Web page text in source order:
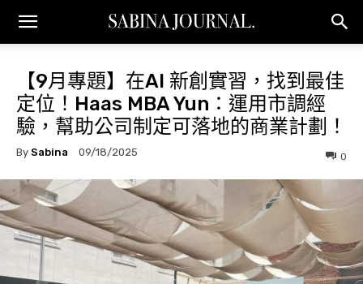
【9月專題】在AI 新創實習，找到最佳
定位！Haas MBA Yun：運用市調經
驗，幫助公司制定可落地的商業計劃！
By Sabina 09/18/2025 0